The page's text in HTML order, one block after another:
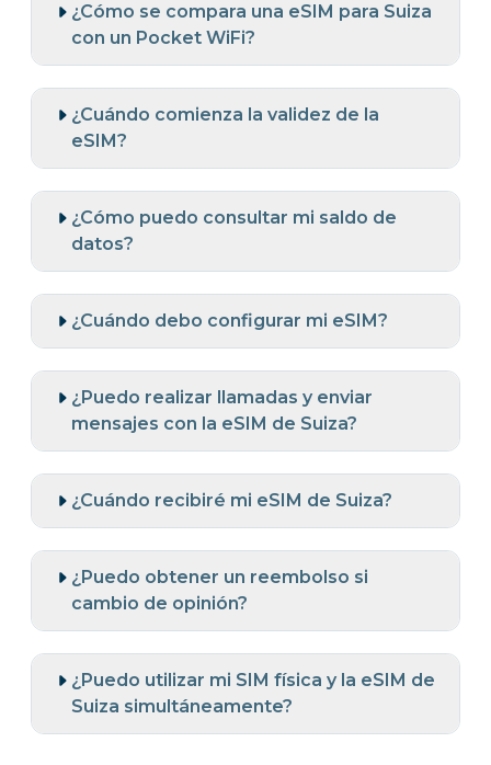
¿Cómo se compara una eSIM para Suiza
con un Pocket WiFi?
¿Cuándo comienza la validez de la
eSIM?
¿Cómo puedo consultar mi saldo de
datos?
¿Cuándo debo configurar mi eSIM?
¿Puedo realizar llamadas y enviar
mensajes con la eSIM de Suiza?
¿Cuándo recibiré mi eSIM de Suiza?
¿Puedo obtener un reembolso si
cambio de opinión?
¿Puedo utilizar mi SIM física y la eSIM de
Suiza simultáneamente?